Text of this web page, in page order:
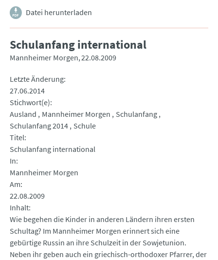
Datei herunterladen
Schulanfang international
Mannheimer Morgen 22.08.2009
Letzte Änderung
27.06.2014
Stichwort(e)
Ausland
Mannheimer Morgen
Schulanfang
Schulanfang 2014 Schule
Titel
Schulanfang international
In
Mannheimer Morgen
Am
22.08.2009
Inhalt
Wie begehen die Kinder in anderen Ländern ihren ersten
Schultag? Im Mannheimer Morgen erinnert sich eine
gebürtige Russin an ihre Schulzeit in der Sowjetunion.
Neben ihr geben auch ein griechisch-orthodoxer Pfarrer, der